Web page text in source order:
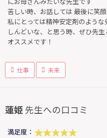
苦しい時、お話しては 最後に笑顔
私にとっては精神安定剤のような
しんどいな、と思う時、ぜひ先
オススメです！
仕事 未来
蓮姫 先生への口コミ
満足度：